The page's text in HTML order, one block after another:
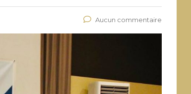
Aucun commentaire